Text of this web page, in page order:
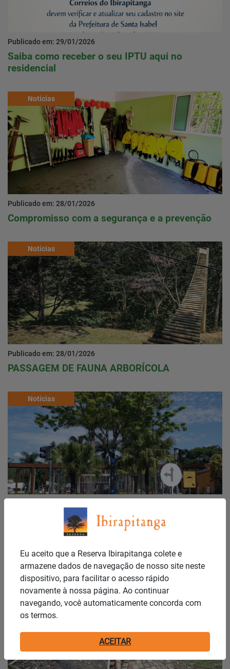
Publicado em: 29/01/2026
Saiba como receber o seu IPTU aqui no
residencial
Notícias
Publicado em: 28/01/2026
Compromisso com a segurança e a prevenção
Notícias
Publicado em: 28/01/2026
PASSAGEM DE FAUNA ARBORÍCOLA
Notícias
MAIS SEGURANÇA PARA O NOSSO
RESIDENCIAL!
Notícias
Eu aceito que a Reserva Ibirapitanga colete e
armazene dados de navegação de nosso site neste
dispositivo, para facilitar o acesso rápido
novamente à nossa página. Ao continuar
navegando, você automaticamente concorda com
os termos.
ACEITAR